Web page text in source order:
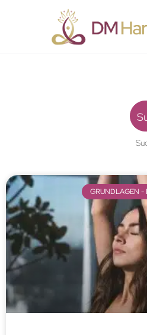
GRUNDLAGEN -